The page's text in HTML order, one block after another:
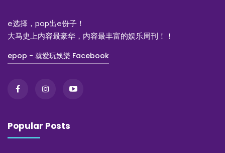
e选择，pop出e份子！
大马史上内容最豪华，内容最丰富的娱乐周刊！！
epop - 就愛玩娛樂 Facebook
Popular Posts